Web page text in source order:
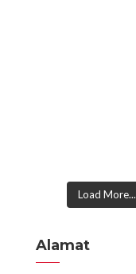
Load More...
Alamat